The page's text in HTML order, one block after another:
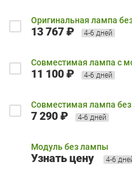
Оригинальная лампа
13 767 ₽ 4-6 дней
Совместимая лампа с
11 100 ₽ 4-6 дней
Совместимая лампа
7 290 ₽ 4-6 дней
Модуль без лампы
Узнать цену 4-6